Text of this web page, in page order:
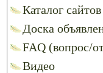
Каталог сайтов
Доска
FAQ (вопрос/
Видео